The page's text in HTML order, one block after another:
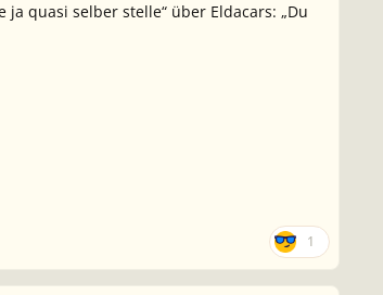
quasi selber stelle“ über Eldacars: „Du
1